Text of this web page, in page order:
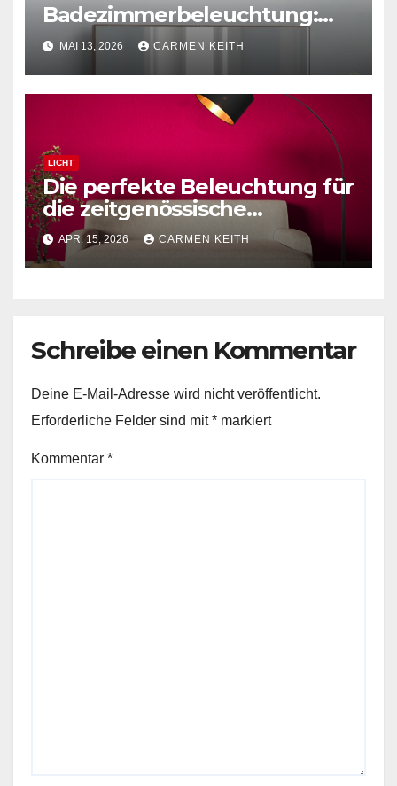
Badezimmerbeleuchtung:
Polierte Chrom-Wandleuchte
MAI 13, 2026 CARMEN KEITH
LICHT
Die perfekte Beleuchtung für
die zeitgenössische
Leseecke: Schwarze
Bogenstehlampe
APR. 15, 2026 CARMEN KEITH
Schreibe einen Kommentar
Deine E-Mail-Adresse wird nicht veröffentlicht.
Erforderliche Felder sind mit* markiert
Kommentar *